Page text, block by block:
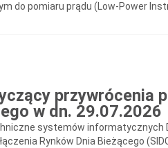
do pomiaru prądu (Low-Power
przywrócenia
w dn. 29.07.2026
systemów informatycznych
Rynków Dnia Bieżącego